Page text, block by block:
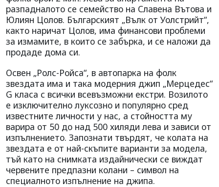
разпадналото се семейство на Славена Вътова и
Юлиян Цолов. Българският „Вълк от Уолстрийт“,
както наричат Цолов, има финансови проблеми
за измамите, в които се забърка, и се наложи да
продаде дома си.
Освен „Ролс-Ройса“, в автопарка на фолк
звездата има и така модерния джип „Мерцедес“
G класа с всички всевъзможни екстри. Возилото
е изключително луксозно и популярно сред
известните личности у нас, а стойността му
варира от 50 до над 500 хиляди лева и зависи от
изпълнението. Запознати твърдят, че колата на
звездата е от най-скъпите варианти за модела,
тъй като на снимката издайнически се виждат
червените предпазни колани – символ на
специалното изпълнение на джипа.